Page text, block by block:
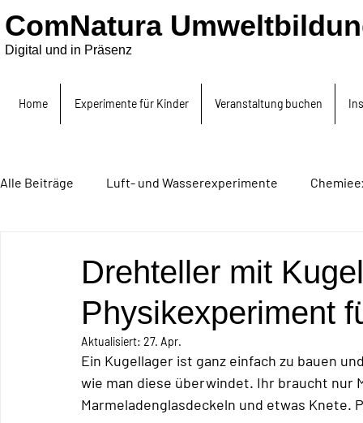
ComNatura
Digital und in Präsenz
Home Experimente für Kinder Veranstaltung buchen
Alle Beiträge Luft- und Wasserexperimente
Drehteller mit
Physikexperiment
Aktualisiert: 27. Apr.
Ein Kugellager ist ganz einfach zu bauen
wie man diese überwindet. Ihr braucht nur
Marmeladenglasdeckeln und etwas Knete.